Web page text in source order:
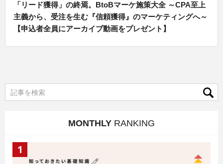
「リード獲得」の終焉。BtoBマーケ施策大全 ～CPA至上
主義から、受注を生む『信頼獲得』のマーケティングへ～
【申込者全員にアーカイブ動画をプレゼント】
MONTHLY RANKING